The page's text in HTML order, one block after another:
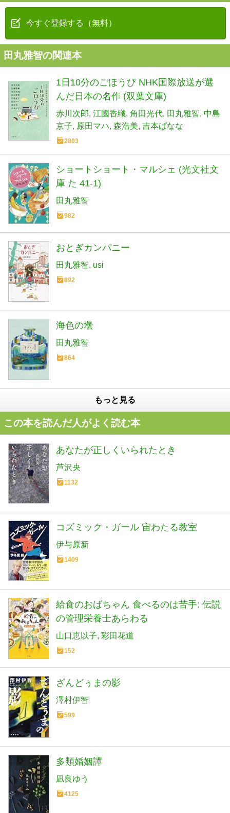
今すぐ登録する（無料）
田丸雅智の関連本
1日10分のごほうび NHK国際放送が選
んだ日本の名作 (双葉文庫)
赤川次郎 江國香織 角田光代 田丸雅智 中島
京子
原田マハ 森浩美 吉本ばなな
2803
ショートショート・マルシェ (光文社文
庫 た 41-1)
田丸雅智
982
おとぎカンパニー
田丸雅智 usi
892
海色の壜
田丸雅智
864
もっと見る
この本を読んだ人がよく読む本
あなたが正しくいられたとき
芦沢央
1132
コズミック・ガール 宙わたる教室
伊与原新
1409
給食のおばちゃん 食べるのは苦手: 伝説
の管理栄養士あらわる
山口恵以子 彩田花道
152
ざんどぅまの影
澤村伊智
599
多類婚姻譚
凪良ゆう
4125